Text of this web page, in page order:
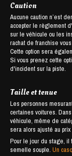
Caution
Aucune caution n’est
accepter le règlement
sur le véhicule ou les
rachat de franchise
Cette option sera
Si vous prenez cette
d'incident sur la piste.
Taille et tenue
Les personnes
certaines voitures.
véhicule, même de
sera alors ajusté au
Pour le jour du stage, il
semelle souple.Un